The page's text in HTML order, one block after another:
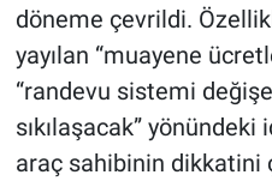
döneme çevrildi.
yayılan “muayene
“randevu sistemi
sıkılaşacak”
araç sahibinin dikkatini